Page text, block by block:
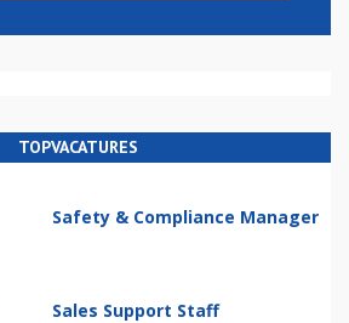
TOPVACATURES
Safety & Compliance Manager
Sales Support Staff